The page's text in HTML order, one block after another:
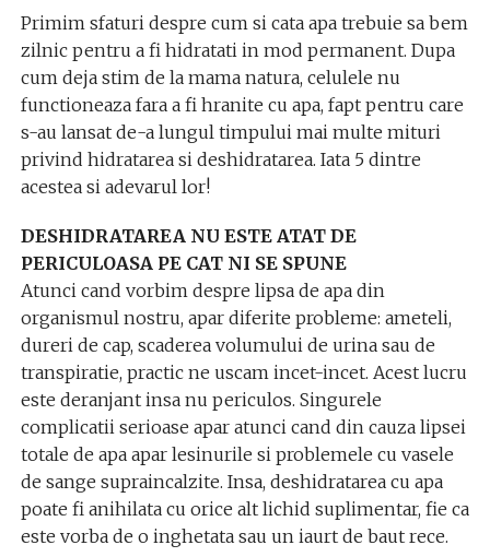
Primim sfaturi despre cum si cata apa trebuie sa bem
zilnic pentru a fi hidratati in mod permanent. Dupa
cum deja stim de la mama natura, celulele nu
functioneaza fara a fi hranite cu apa, fapt pentru care
s-au lansat de-a lungul timpului mai multe mituri
privind hidratarea si deshidratarea. Iata 5 dintre
acestea si adevarul lor!
DESHIDRATAREA NU ESTE ATAT DE
PERICULOASA PE CAT NI SE SPUNE
Atunci cand vorbim despre lipsa de apa din
organismul nostru, apar diferite probleme: ameteli,
dureri de cap, scaderea volumului de urina sau de
transpiratie, practic ne uscam incet-incet. Acest lucru
este deranjant insa nu periculos. Singurele
complicatii serioase apar atunci cand din cauza lipsei
totale de apa apar lesinurile si problemele cu vasele
de sange supraincalzite. Insa, deshidratarea cu apa
poate fi anihilata cu orice alt lichid suplimentar, fie ca
este vorba de o inghetata sau un iaurt de baut rece.